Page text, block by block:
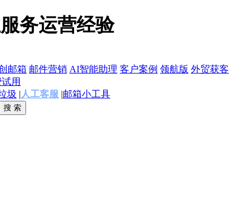
务运营经验
邮箱 邮件营销 AI智能助理 客户案例 领航版 外贸获客
用
圾 | 人工客服 |邮箱小工具